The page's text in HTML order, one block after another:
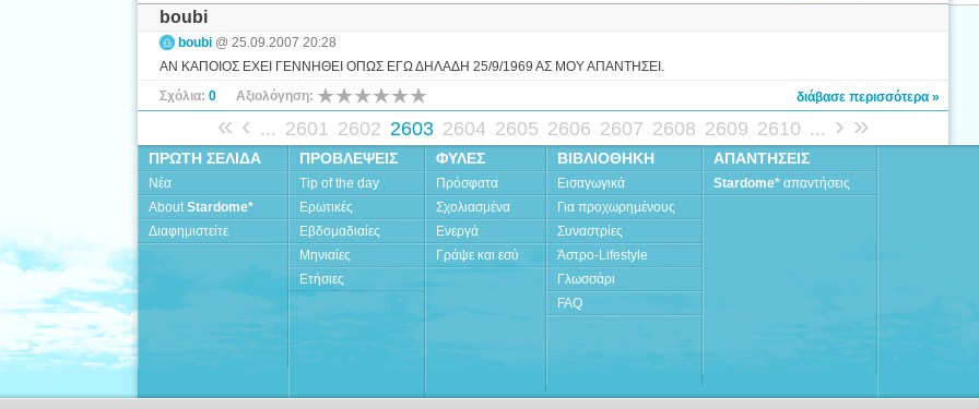
boubi
boubi @ 25.09.2007 20:28
ΑΝ ΚΑΠΟΙΟΣ ΕΧΕΙ ΓΕΝΝΗΘΕΙ ΟΠΩΣ ΕΓΩ ΔΗΛΑΔΗ 25/9/1969 ΑΣ ΜΟΥ ΑΠΑΝΤΗΣΕΙ.
διάβασε περισσότερα »
Σχόλια: 0 Αξιολόγηση:
« ‹ ... 2601 2602 2603 2604 2605 2606 2607 2608 2609 2610 ... › »
ΠΡΩΤΗ ΣΕΛΙΔΑ
Νέα
AboutStardome*
Διαφημιστείτε
ΠΡΟΒΛΕΨΕΙΣ
Tip of the day
Ερωτικές
Εβδομαδιαίες
Μηνιαίες
Ετήσιες
ΦΥΛΕΣ
Πρόσφατα
Σχολιασμένα
Ενεργά
Γράψε και εσύ
ΒΙΒΛΙΟΘΗΚΗ
Εισαγωγικά
Για προχωρημένους
Συναστρίες
Άστρο-Lifestyle
Γλωσσάρι
FAQ
ΑΠΑΝΤΗΣΕΙΣ
Stardome* απαντήσεις